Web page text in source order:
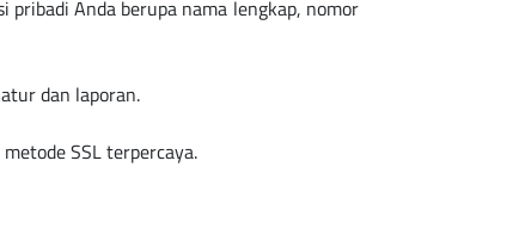
Anda berupa nama lengkap, nomor
dan laporan.
SSL terpercaya.